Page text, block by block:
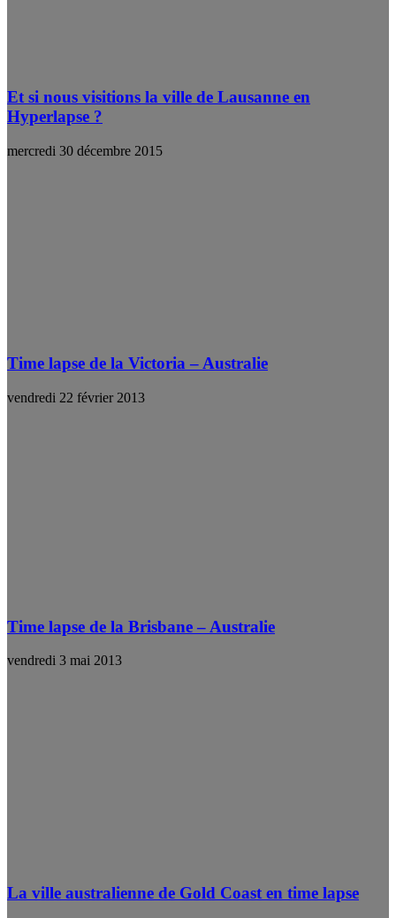
Et si nous visitions la ville de Lausanne en
Hyperlapse ?
mercredi 30 décembre 2015
Time lapse de la Victoria – Australie
vendredi 22 février 2013
Time lapse de la Brisbane – Australie
vendredi 3 mai 2013
La ville australienne de Gold Coast en time lapse